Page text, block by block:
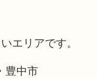
エリアです。
豊中市